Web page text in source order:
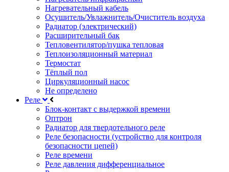
Нагревательный кабель
Осушитель/Увлажнитель/Очиститель воздуха
Радиатор (электрический)
Расширительный бак
Тепловентилятор/пушка тепловая
Теплоизоляционный материал
Термостат
Тёплый пол
Циркуляционный насос
Не определено
Реле
Блок-контакт с выдержкой времени
Оптрон
Радиатор для твердотельного реле
Реле безопасности (устройство для контроля
безопасности цепей)
Реле времени
Реле давления дифференциальное